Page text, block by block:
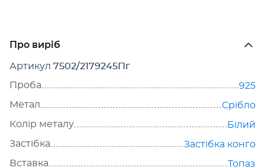
Про виріб
Артикул 7502/2179245Пг
Проба
925
Метал
Срібло
Колір металу
Білий
Застібка
Застібка конго
Вставка
Топаз